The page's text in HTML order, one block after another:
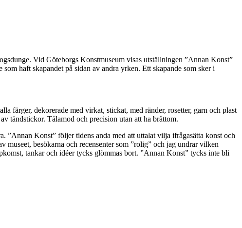
Vid Göteborgs Konstmuseum visas utställningen ”Annan Konst”
haft skapandet på sidan av andra yrken. Ett skapande som sker i
färger, dekorerade med virkat, stickat, med ränder, rosetter, garn och plast
tändstickor. Tålamod och precision utan att ha bråttom.
”Annan Konst” följer tidens anda med att uttalat vilja ifrågasätta konst och
besökarna och recensenter som ”rolig” och jag undrar vilken
tankar och idéer tycks glömmas bort. ”Annan Konst” tycks inte bli